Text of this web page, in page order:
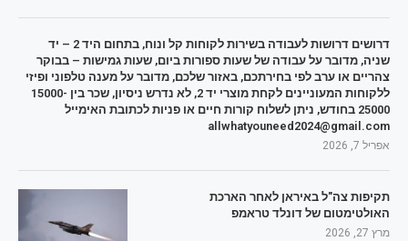
דרושים דרושות לעבודה בשירות לקוחות קל ונוח, בתחום היד 2 – יד
שניה, מדובר על עבודה של שעות ספורות ביום, שעות גמישות – בבוקר
צהריים או ערב לפי בחירתכם, באזור שלכם, מדובר על מענה טלפוני ופיזי
ללקוחות המעוניינים לקחת מוצרי יד 2, לא נדרש ניסיון, שכר בין 15000-
25000 בחודש, ניתן לשלוח קורות חיים או פניות לכתובת האימייל
allwhatyouneed2024@gmail.com
אפריל 7, 2026
תקיפות צה"ל באיראן לאחר הארכת
האולטימטום של דונלד טראמפ
מרץ 27, 2026